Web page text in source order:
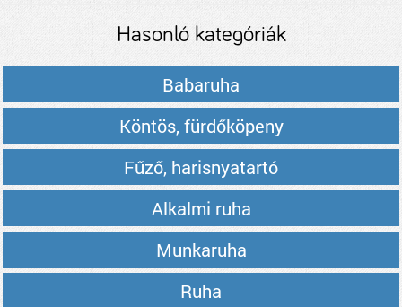
Hasonló kategóriák
Babaruha
Köntös, fürdőköpeny
Fűző, harisnyatartó
Alkalmi ruha
Munkaruha
Ruha